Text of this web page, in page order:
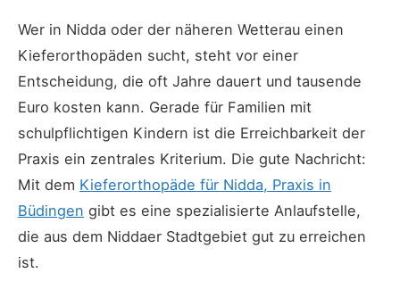
Wer in Nidda oder der näheren Wetterau einen
Kieferorthopäden sucht, steht vor einer
Entscheidung, die oft Jahre dauert und tausende
Euro kosten kann. Gerade für Familien mit
schulpflichtigen Kindern ist die Erreichbarkeit der
Praxis ein zentrales Kriterium. Die gute Nachricht:
Mit dem Kieferorthopäde für Nidda, Praxis in
Büdingen gibt es eine spezialisierte Anlaufstelle,
die aus dem Niddaer Stadtgebiet gut zu erreichen
ist.